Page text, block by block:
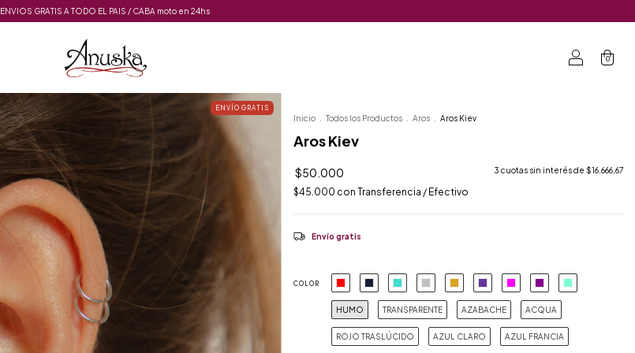
ENVIOS GRATIS A TODO EL PAIS / CABA moto en 24hs
0
ENVÍO GRATIS
Inicio Todos los Productos Aros Aros Kiev
Aros Kiev
$50.000 3 cuotas sin interés de $16.666,67
$45.000 con Transferencia / Efectivo
Envío gratis
COLOR
HUMO TRANSPARENTE AZABACHE ACQUA
ROJO TRASLÚCIDO AZUL CLARO AZUL FRANCIA